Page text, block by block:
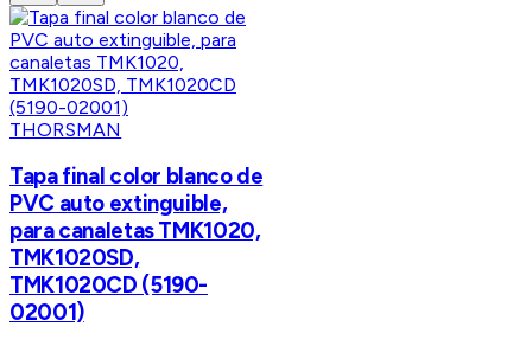
THORSMAN
Tapa final color blanco de
PVC auto extinguible,
para canaletas TMK1020,
TMK1020SD,
TMK1020CD (5190-
02001)